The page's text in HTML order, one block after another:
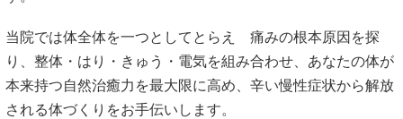
当院では体全体を一つとしてとらえ 痛みの根本原因を探
り、整体・はり・きゅう・電気を組み合わせ、あなたの体が
本来持つ自然治癒力を最大限に高め、辛い慢性症状から解放
される体づくりをお手伝いします。